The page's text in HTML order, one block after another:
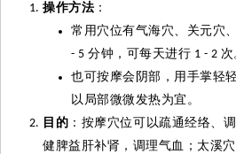
操作方法 ：
常用穴位有气海穴、关元穴
- 5 分钟，可每天进行 1 - 2 次
也可按摩会阴部，用手掌轻
以局部微微发热为宜。
目的 ：按摩穴位可以疏通经络、
健脾益肝补肾，调理气血；太溪